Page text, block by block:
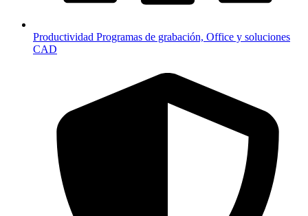
Productividad Programas de grabación, Office y soluciones
CAD